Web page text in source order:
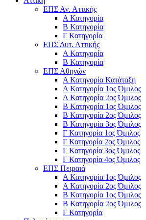
ΕΠΣ Αν. Αττικής
Α Κατηγορία
Β Κατηγορία
Γ Κατηγορία
ΕΠΣ Δυτ. Αττικής
Α Κατηγορία
Β Κατηγορία
ΕΠΣ Αθηνών
Α Κατηγορία Κατάταξη
Α Κατηγορία 1ος Όμιλος
Α Κατηγορία 2ος Όμιλος
Β Κατηγορία 1ος Όμιλος
Β Κατηγορία 2ος Όμιλος
Β Κατηγορία 3ος Όμιλος
Γ Κατηγορία 1ος Όμιλος
Γ Κατηγορία 2ος Όμιλος
Γ Κατηγορία 3ος Όμιλος
Γ Κατηγορία 4ος Όμιλος
ΕΠΣ Πειραιά
Α Κατηγορία 1ος Όμιλος
Α Κατηγορία 2ος Όμιλος
Β Κατηγορία 1ος Όμιλος
Β Κατηγορία 2ος Όμιλος
Γ Κατηγορία